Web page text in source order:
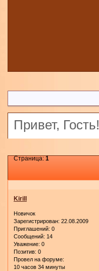
Привет, Гость!
Страница:1
Kirill
Новичок
Зарегистрирован: 22.08.2009
Приглашений: 0
Сообщений: 14
Уважение: 0
Позитив: 0
Провел на форуме:
10 часов 34 минуты